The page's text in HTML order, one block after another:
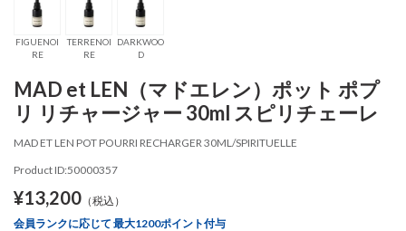
FIGUENOI
RE
TERRENOI
RE
DARKWOO
D
MAD et LEN（マドエレン）ポット ポプ
リ リチャージャー 30ml スピリチェーレ
MAD ET LEN POT POURRI RECHARGER 30ML/SPIRITUELLE
Product ID:50000357
¥13,200 （税込）
会員ランクに応じて 最大1200ポイント付与